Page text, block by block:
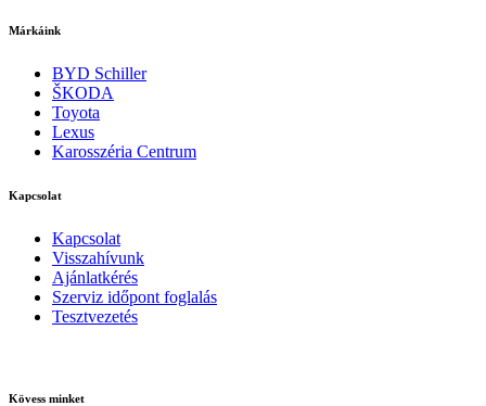
Márkáink
BYD Schiller
ŠKODA
Toyota
Lexus
Karosszéria Centrum
Kapcsolat
Kapcsolat
Visszahívunk
Ajánlatkérés
Szerviz időpont foglalás
Tesztvezetés
Kövess minket